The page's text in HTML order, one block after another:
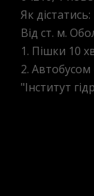
Як дістатись:
Від ст. м.
1. Пішки 10
2.
"Інститут